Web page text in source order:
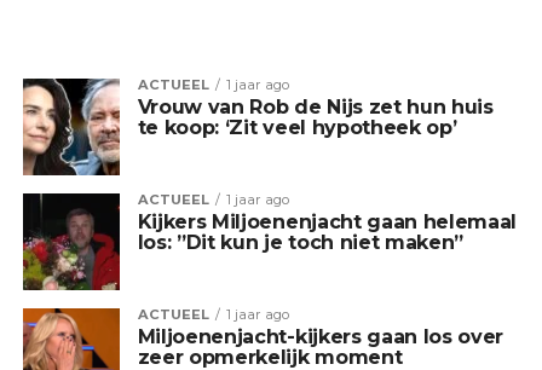
ACTUEEL 1 jaar ago
Vrouw van Rob de Nijs zet hun huis
te koop: ‘Zit veel hypotheek op’
ACTUEEL 1 jaar ago
Kijkers Miljoenenjacht gaan helemaal
los: ”Dit kun je toch niet maken”
ACTUEEL 1 jaar ago
Miljoenenjacht-kijkers gaan los over
zeer opmerkelijk moment